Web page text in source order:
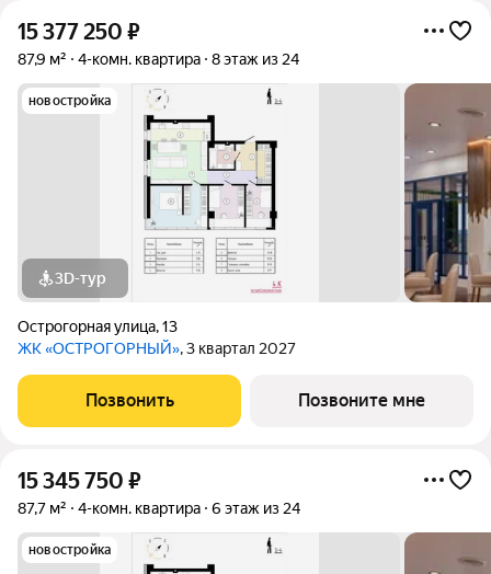
15 377 250 ₽
87,9 м² 4-комн. квартира 8 этаж из 24
новостройка
3D-тур
Острогорная улица,13
ЖК «ОСТРОГОРНЫЙ», 3 квартал 2027
Позвонить Позвоните мне
15 345 750 ₽
87,7 м² 4-комн. квартира 6 этаж из 24
новостройка